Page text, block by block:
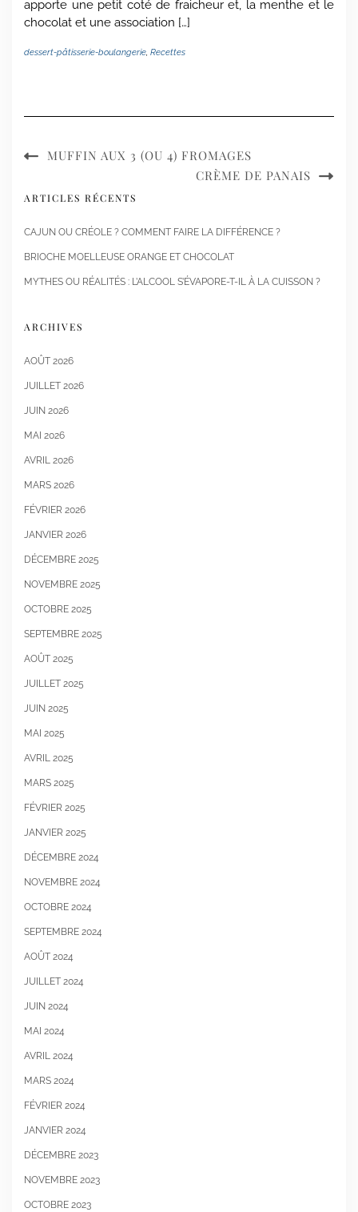
apporte une petit coté de fraicheur et, la menthe et le
chocolat et une association […]
dessert-pâtisserie-boulangerie, Recettes
MUFFIN AUX 3 (OU 4) FROMAGES
CRÈME DE PANAIS
ARTICLES RÉCENTS
CAJUN OU CRÉOLE ? COMMENT FAIRE LA DIFFÉRENCE ?
BRIOCHE MOELLEUSE ORANGE ET CHOCOLAT
MYTHES OU RÉALITÉS : L’ALCOOL S’ÉVAPORE-T-IL À LA CUISSON ?
ARCHIVES
AOÛT 2026
JUILLET 2026
JUIN 2026
MAI 2026
AVRIL 2026
MARS 2026
FÉVRIER 2026
JANVIER 2026
DÉCEMBRE 2025
NOVEMBRE 2025
OCTOBRE 2025
SEPTEMBRE 2025
AOÛT 2025
JUILLET 2025
JUIN 2025
MAI 2025
AVRIL 2025
MARS 2025
FÉVRIER 2025
JANVIER 2025
DÉCEMBRE 2024
NOVEMBRE 2024
OCTOBRE 2024
SEPTEMBRE 2024
AOÛT 2024
JUILLET 2024
JUIN 2024
MAI 2024
AVRIL 2024
MARS 2024
FÉVRIER 2024
JANVIER 2024
DÉCEMBRE 2023
NOVEMBRE 2023
OCTOBRE 2023